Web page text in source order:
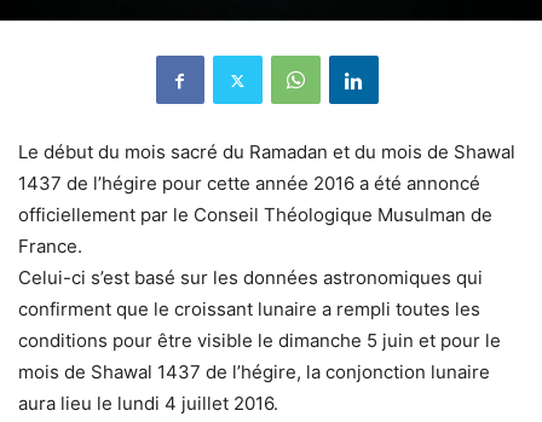
Le début du mois sacré du Ramadan et du mois de Shawal
1437 de l’hégire pour cette année 2016 a été annoncé
officiellement par le Conseil Théologique Musulman de
France.
Celui-ci s’est basé sur les données astronomiques qui
confirment que le croissant lunaire a rempli toutes les
conditions pour être visible le dimanche 5 juin et pour le
mois de Shawal 1437 de l’hégire, la conjonction lunaire
aura lieu le lundi 4 juillet 2016.